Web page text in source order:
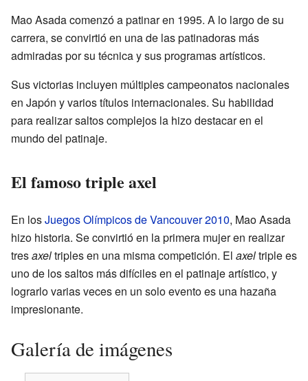
Mao Asada comenzó a patinar en 1995. A lo largo de su
carrera, se convirtió en una de las patinadoras más
admiradas por su técnica y sus programas artísticos.
Sus victorias incluyen múltiples campeonatos nacionales
en Japón y varios títulos internacionales. Su habilidad
para realizar saltos complejos la hizo destacar en el
mundo del patinaje.
El famoso triple axel
En losJuegos Olímpicos de Vancouver 2010, Mao Asada
hizo historia. Se convirtió en la primera mujer en realizar
tresaxeltriples en una misma competición. El axeltriple es
uno de los saltos más difíciles en el patinaje artístico, y
lograrlo varias veces en un solo evento es una hazaña
impresionante.
Galería de imágenes